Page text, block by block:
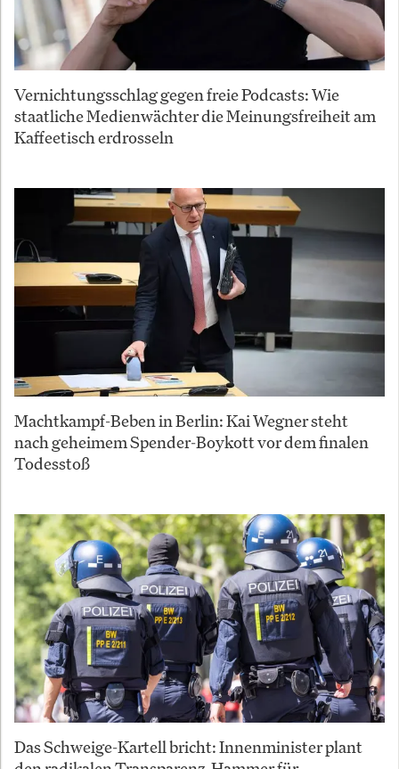
Vernichtungsschlag gegen freie Podcasts: Wie
staatliche Medienwächter die Meinungsfreiheit am
Kaffeetisch erdrosseln
Machtkampf-Beben in Berlin: Kai Wegner steht
nach geheimem Spender-Boykott vor dem finalen
Todesstoß
Das Schweige-Kartell bricht: Innenminister plant